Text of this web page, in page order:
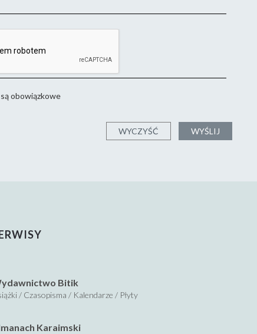
obowiązkowe
Bitik
/ Czasopisma / Kalendarze / Płyty
Karaimski